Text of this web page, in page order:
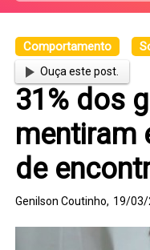
Comportamento
Ouça este post.
31% dos
mentiram
de
Genilson Coutinho, 19/03/